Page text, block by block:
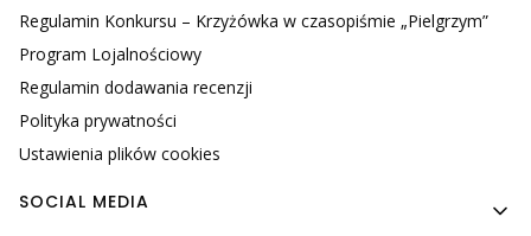
Regulamin Konkursu – Krzyżówka w czasopiśmie „Pielgrzym”
Program Lojalnościowy
Regulamin dodawania recenzji
Polityka prywatności
Ustawienia plików cookies
SOCIAL MEDIA